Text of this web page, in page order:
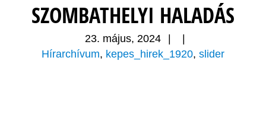
SZOMBATHELYI HALADÁS
23. május, 2024
Hírarchívum, kepes_hirek_1920, slider